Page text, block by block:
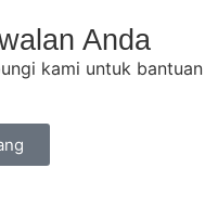
Anda
kami untuk bantuan